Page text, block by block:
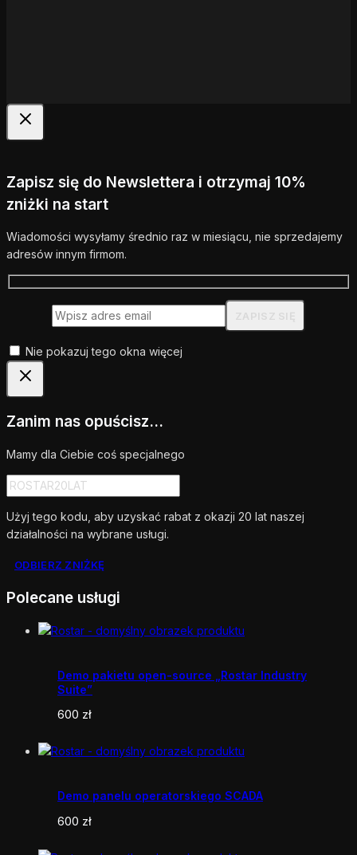
Zapisz się do Newslettera i otrzymaj 10%
zniżki na start
Wiadomości wysyłamy średnio raz w miesiącu, nie sprzedajemy
adresów innym firmom.
Nie pokazuj tego okna więcej
Zanim nas opuścisz...
Mamy dla Ciebie coś specjalnego
Użyj tego kodu, aby uzyskać rabat z okazji 20 lat naszej
działalności na wybrane usługi.
ODBIERZ ZNIŻKĘ
Polecane usługi
Demo pakietu open-source „Rostar Industry
Suite”
600 zł
Demo panelu operatorskiego SCADA
600 zł